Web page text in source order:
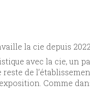
la cie depuis 2022.
avec la cie, un
de
Comme